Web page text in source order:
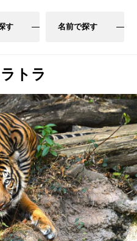
す 名前で探す
トラ